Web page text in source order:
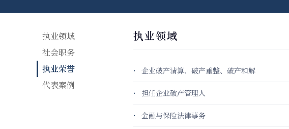
执业领域
社会职务
执业荣誉
代表案例
执业领域
企业破产清算、破产重整、破产和解
担任企业破产管理人
金融与保险法律事务